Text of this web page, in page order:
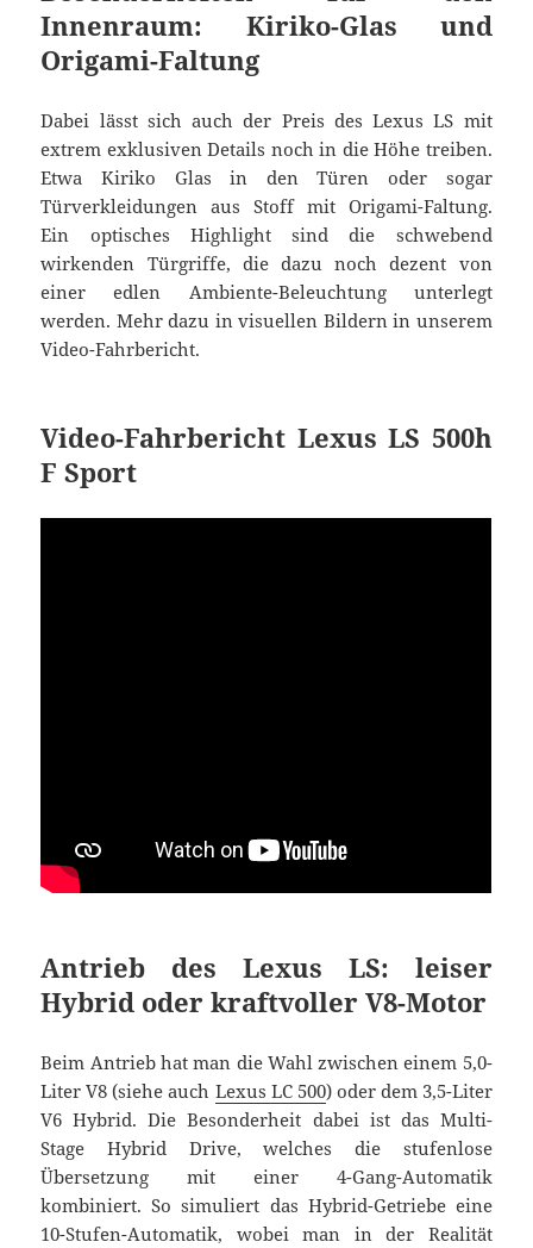
Innenraum: Kiriko-Glas und
Origami-Faltung
Dabei lässt sich auch der Preis des Lexus LS mit
extrem exklusiven Details noch in die Höhe treiben.
Etwa Kiriko Glas in den Türen oder sogar
Türverkleidungen aus Stoff mit Origami-Faltung.
Ein optisches Highlight sind die schwebend
wirkenden Türgriffe, die dazu noch dezent von
einer edlen Ambiente-Beleuchtung unterlegt
werden. Mehr dazu in visuellen Bildern in unserem
Video-Fahrbericht.
Video-Fahrbericht Lexus LS 500h
F Sport
Antrieb des Lexus LS: leiser
Hybrid oder kraftvoller V8-Motor
Beim Antrieb hat man die Wahl zwischen einem 5,0-
Liter V8 (siehe auch Lexus LC 500) oder dem 3,5-Liter
V6 Hybrid. Die Besonderheit dabei ist das Multi-
Stage Hybrid Drive, welches die stufenlose
Übersetzung mit einer 4-Gang-Automatik
kombiniert. So simuliert das Hybrid-Getriebe eine
10-Stufen-Automatik, wobei man in der Realität